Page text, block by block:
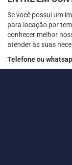
Se você possui um
para locação por
conhecer melhor
atender às suas
Telefone ou